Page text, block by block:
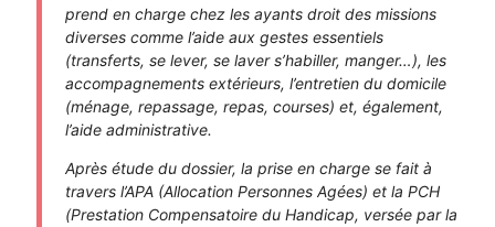
prend en charge chez les ayants droit des missions
diverses comme l’aide aux gestes essentiels
(transferts, se lever, se laver s’habiller, manger…), les
accompagnements extérieurs, l’entretien du domicile
(ménage, repassage, repas, courses) et, également,
l’aide administrative.
Après étude du dossier, la prise en charge se fait à
travers l’APA (Allocation Personnes Agées) et la PCH
(Prestation Compensatoire du Handicap, versée par la